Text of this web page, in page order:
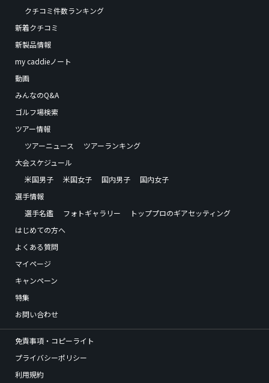
クチコミ件数ランキング
新着クチコミ
新製品情報
my caddieノート
動画
みんなのQ&A
ゴルフ場検索
ツアー情報
ツアーニュース
ツアーランキング
大会スケジュール
米国男子
米国女子 国内男子
国内女子
選手情報
選手名鑑
フォトギャラリー
トッププロのギアセッティング
はじめての方へ
よくある質問
マイページ
キャンペーン
特集
お問い合わせ
免責事項・コピーライト
プライバシーポリシー
利用規約